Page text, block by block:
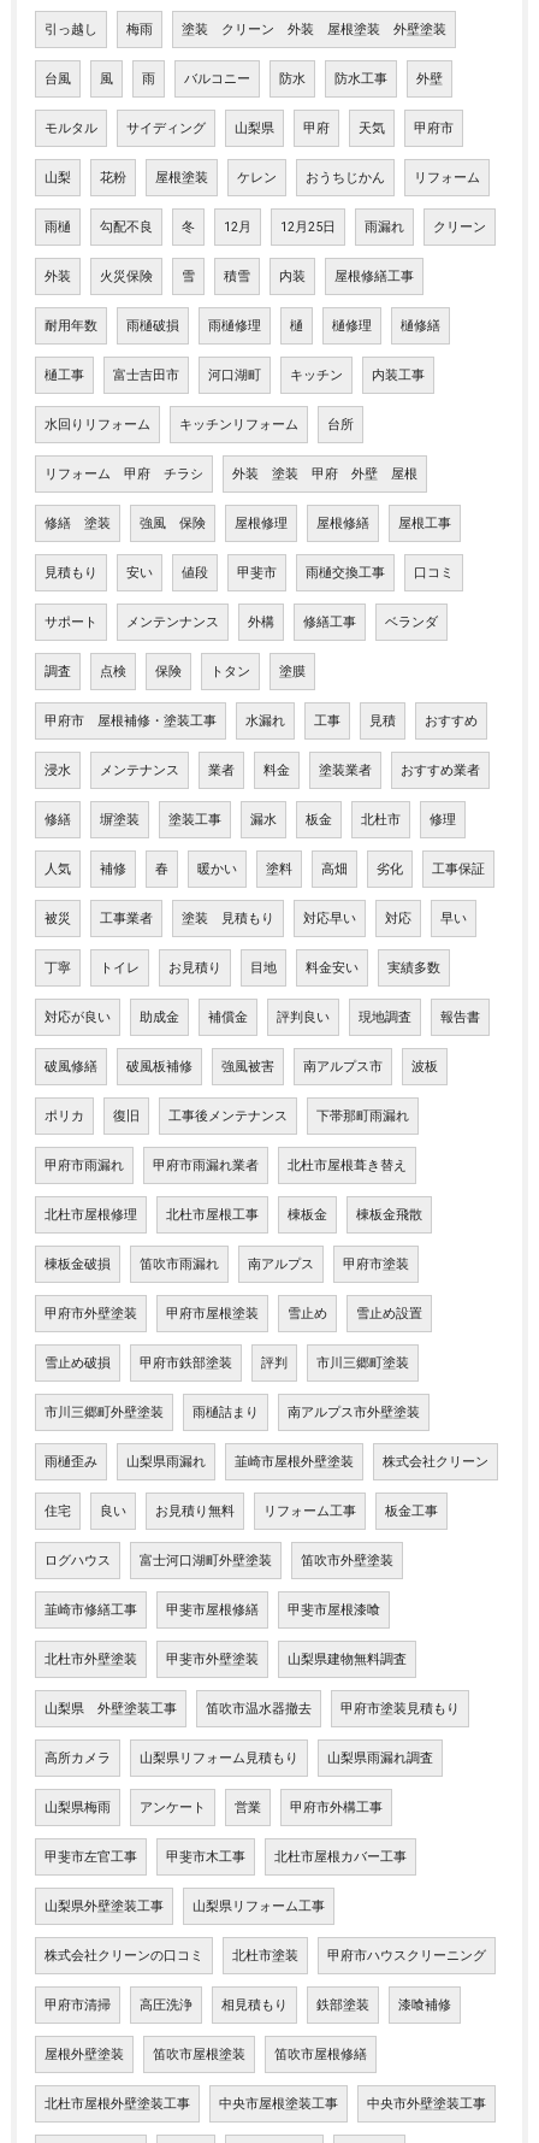
引っ越し 梅雨 塗装 クリーン 外装 屋根塗装 外壁塗装
台風 風 雨 バルコニー 防水 防水工事 外壁
モルタル サイディング 山梨県 甲府 天気 甲府市
山梨 花粉 屋根塗装 ケレン おうちじかん リフォーム
雨樋 勾配不良 冬 12月 12月25日 雨漏れ クリーン
外装 火災保険 雪 積雪 内装 屋根修繕工事
耐用年数 雨樋破損 雨樋修理 樋 樋修理 樋修繕
樋工事 富士吉田市 河口湖町 キッチン 内装工事
水回りリフォーム キッチンリフォーム 台所
リフォーム 甲府 チラシ 外装 塗装 甲府 外壁 屋根
修繕 塗装 強風 保険 屋根修理 屋根修繕 屋根工事
見積もり 安い 値段 甲斐市 雨樋交換工事 口コミ
サポート メンテンナンス 外構 修繕工事 ベランダ
調査 点検 保険 トタン 塗膜
甲府市 屋根補修・塗装工事 水漏れ 工事 見積 おすすめ
浸水 メンテナンス 業者 料金 塗装業者 おすすめ業者
修繕 塀塗装 塗装工事 漏水 板金 北杜市 修理
人気 補修 春 暖かい 塗料 高畑 劣化 工事保証
被災 工事業者 塗装 見積もり 対応早い 対応 早い
丁寧 トイレ お見積り 目地 料金安い 実績多数
対応が良い 助成金 補償金 評判良い 現地調査 報告書
破風修繕 破風板補修 強風被害 南アルプス市 波板
ポリカ 復旧 工事後メンテナンス 下帯那町雨漏れ
甲府市雨漏れ 甲府市雨漏れ業者 北杜市屋根葺き替え
北杜市屋根修理 北杜市屋根工事 棟板金 棟板金飛散
棟板金破損 笛吹市雨漏れ 南アルプス 甲府市塗装
甲府市外壁塗装 甲府市屋根塗装 雪止め 雪止め設置
雪止め破損 甲府市鉄部塗装 評判 市川三郷町塗装
市川三郷町外壁塗装 雨樋詰まり 南アルプス市外壁塗装
雨樋歪み 山梨県雨漏れ 韮崎市屋根外壁塗装 株式会社クリーン
住宅 良い お見積り無料 リフォーム工事 板金工事
ログハウス 富士河口湖町外壁塗装 笛吹市外壁塗装
韮崎市修繕工事 甲斐市屋根修繕 甲斐市屋根漆喰
北杜市外壁塗装 甲斐市外壁塗装 山梨県建物無料調査
山梨県 外壁塗装工事 笛吹市温水器撤去 甲府市塗装見積もり
高所カメラ 山梨県リフォーム見積もり 山梨県雨漏れ調査
山梨県梅雨 アンケート 営業 甲府市外構工事
甲斐市左官工事 甲斐市木工事 北杜市屋根カバー工事
山梨県外壁塗装工事 山梨県リフォーム工事
株式会社クリーンの口コミ 北杜市塗装 甲府市ハウスクリーニング
甲府市清掃 高圧洗浄 相見積もり 鉄部塗装 漆喰補修
屋根外壁塗装 笛吹市屋根塗装 笛吹市屋根修繕
北杜市屋根外壁塗装工事 中央市屋根塗装工事 中央市外壁塗装工事